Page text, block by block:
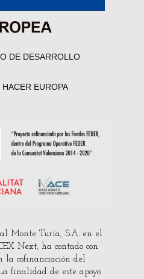
DE DESARROLLO
EUROPA
Monte Turia, S.A. en el
Next, ha contado con
la cofinanciación del
finalidad de este apoyo